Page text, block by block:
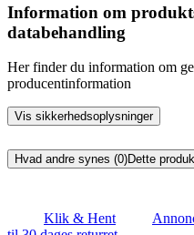
Information om
databehandling
Her finder du information om
producentinformation
Vis sikkerhedsoplysninger
Hvad andre synes (0)Dette
Klik & Hent